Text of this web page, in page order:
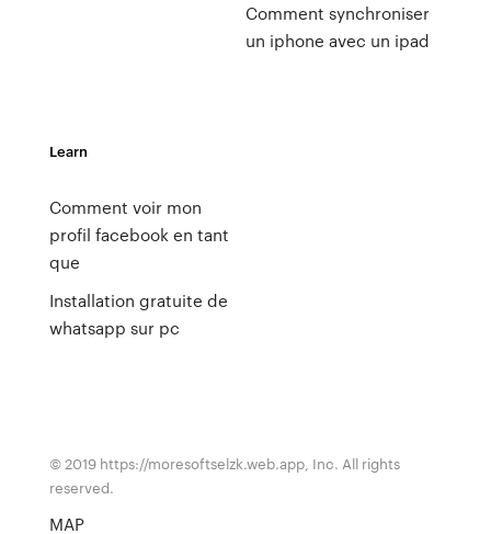
Comment synchroniser
un iphone avec un ipad
Learn
Comment voir mon
profil facebook en tant
que
Installation gratuite de
whatsapp sur pc
© 2019 https://moresoftselzk.web.app, Inc. All rights
reserved.
MAP